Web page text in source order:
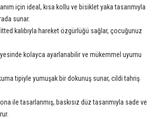
için ideal, kısa kollu ve bisiklet yaka tasarımıyla
sunar.
kalıbıyla hareket özgürlüğü sağlar, çocuğunuz
kolayca ayarlanabilir ve mükemmel uyumu
tipiyle yumuşak bir dokunuş sunar, cildi tahriş
ile tasarlanmış, baskısız düz tasarımıyla sade ve